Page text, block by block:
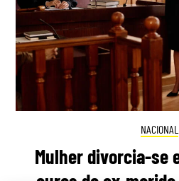
NACIONAL
Mulher divorcia-se